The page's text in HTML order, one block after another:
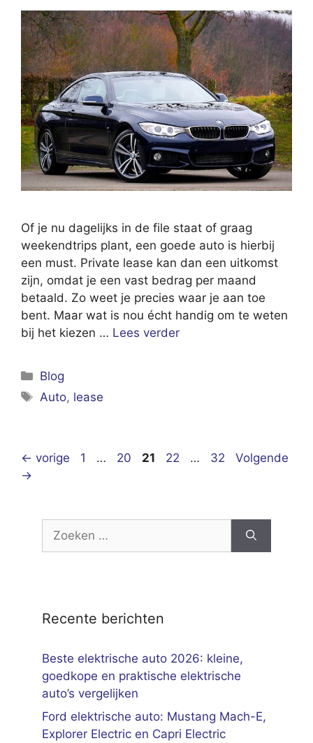
Of je nu dagelijks in de file staat of graag
weekendtrips plant, een goede auto is hierbij
een must. Private lease kan dan een uitkomst
zijn, omdat je een vast bedrag per maand
betaald. Zo weet je precies waar je aan toe
bent. Maar wat is nou écht handig om te weten
bij het kiezen … Lees verder
Categorieën
Blog
Tags
Auto, lease
← vorige Pagina
1 … Pagina
20 Pagina
21 Pagina
22 … Pagina
32
Volgende
→
naar:
Recente berichten
Beste elektrische auto 2026: kleine,
goedkope en praktische elektrische
auto’s vergelijken
Ford elektrische auto: Mustang Mach-E,
Explorer Electric en Capri Electric